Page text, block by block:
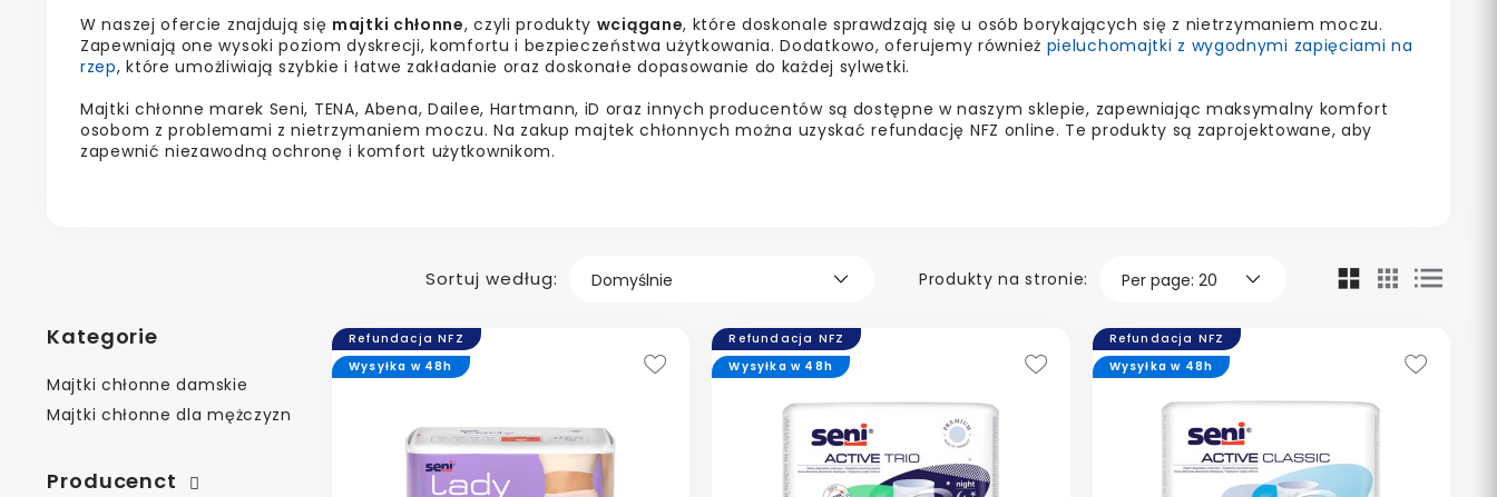
W naszej ofercie znajdują się majtki chłonne, czyli produkty wciągane, które doskonale sprawdzają się u osób borykających się z nietrzymaniem moczu.
Zapewniają one wysoki poziom dyskrecji, komfortu i bezpieczeństwa użytkowania. Dodatkowo, oferujemy również pieluchomajtki z wygodnymi zapięciami na
rzep, które umożliwiają szybkie i łatwe zakładanie oraz doskonałe dopasowanie do każdej sylwetki.
Majtki chłonne marek Seni, TENA, Abena, Dailee, Hartmann, iD oraz innych producentów są dostępne w naszym sklepie, zapewniając maksymalny komfort
osobom z problemami z nietrzymaniem moczu. Na zakup majtek chłonnych można uzyskać refundację NFZ online. Te produkty są zaprojektowane, aby
zapewnić niezawodną ochronę i komfort użytkownikom.
Kategorie
Majtki chłonne damskie
Majtki chłonne dla mężczyzn
Producenct
Sortuj według: Produkty na stronie:
Refundacja NFZ
Wysyłka w 48h
Refundacja NFZ
Wysyłka w 48h
Refundacja NFZ
Wysyłka w 48h